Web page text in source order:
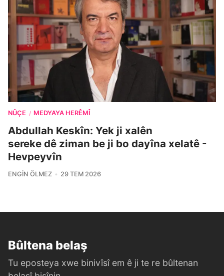
NÛÇE / MEDYAYA HERÊMÎ
Abdullah Keskîn: Yek ji xalên
sereke dê ziman be ji bo dayîna xelatê -
Hevpeyvîn
ENGIN ÖLMEZ 29 TEM 2026
Bûltena belaş
Tu eposteya xwe binivîsî em ê ji te re bûltenan